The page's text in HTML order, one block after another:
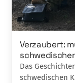
Verzaubert:
Das
schwedischen